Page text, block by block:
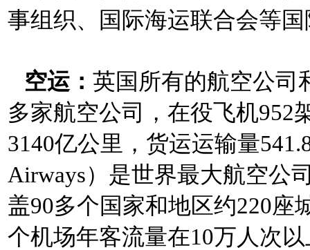
事组织、国际海运联合会等
空运： 英国所有的航空公司
多家航空公司，在役飞机952
3140亿公里，货运运输量
Airways）是世界最大航空公
盖90多个国家和地区约220座
个机场年客流量在10万人次